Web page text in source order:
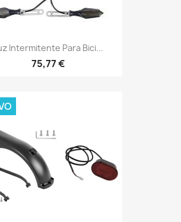
Intermitente Para Bici...
75,77 €